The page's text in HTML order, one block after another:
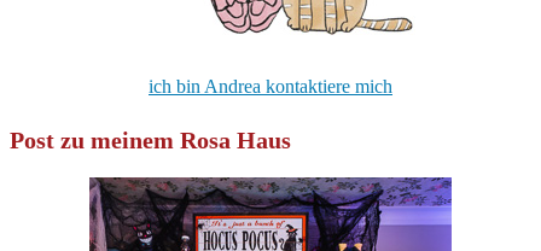
ich bin Andrea kontaktiere mich
Post zu meinem Rosa Haus